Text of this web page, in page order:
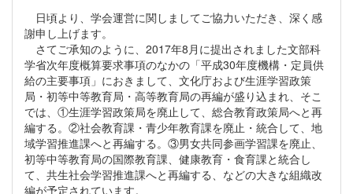
日頃より、学会運営に関しましてご協力いただき、深く感
謝申し上げます。
さてご承知のように、2017年8月に提出されました文部科
学省次年度概算要求事項のなかの「平成30年度機構・定員供
給の主要事項」におきまして、文化庁および生涯学習政策
局・初等中等教育局・高等教育局の再編が盛り込まれ、そこ
では、①生涯学習政策局を廃止して、総合教育政策局へと再
編する。②社会教育課・青少年教育課を廃止・統合して、地
域学習推進課へと再編する。③男女共同参画学習課を廃止、
初等中等教育局の国際教育課、健康教育・食育課と統合し
て、共生社会学習推進課へと再編する、などの大きな組織改
編が予定されています。